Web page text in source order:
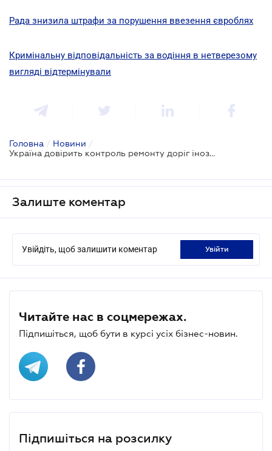
Рада знизила штрафи за порушення ввезення євроблях
Кримінальну відповідальність за водіння в нетверезому
вигляді відтермінували
Головна / Новини /
Україна довірить контроль ремонту доріг іноземцям
Залиште коментар
Увійдіть, щоб залишити коментар увійти
Читайте нас в соцмережах.
Підпишіться, щоб бути в курсі усіх бізнес-новин.
Підпишіться на розсилку